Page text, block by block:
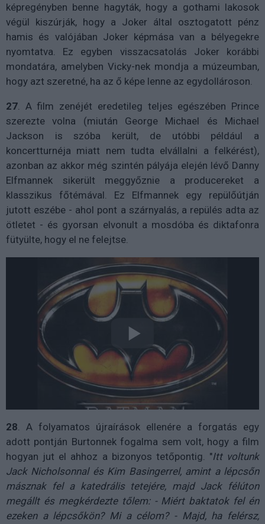
képregényben benne hagyták, hogy a gothami lakosok
végül kiszúrják, hogy a Joker által osztogatott pénz
hamis és valójában Joker képmása van a bélyegekre
nyomtatva. Ez egyben visszacsatolás Joker korábbi
mondatára, amelyben Vicky-nek mondja a múzeumban,
hogy azt szeretné, ha az ő képe lenne az egydollároson.
27 . A film zenéjét eredetileg teljes egészében Prince
szerezte volna (miután George Michael és Michael
Jackson is szóba került, de utóbbi például a
koncertturnéja miatt nem tudta elvállalni a felkérést),
azonban az akkor még szintén pályája elején lévő Danny
Elfmannek sikerült meggyőznie a producereket a
klasszikus főtémával. Ez Elfmannek egy repülőútján
jutott eszébe - ahol pont a szárnyalás, a repülés adta az
ötletet - és gyorsan elvonult a mosdóba és diktafonra
fütyülte, hogy el ne felejtse.
28 . A folyamatos újraírások ellenére a forgatás egy
adott pontján Burtonnek fogalma sem volt, hogy a film
hogyan jut el ahhoz a bizonyos tetőpontig. "Itt voltunk
Jack Nicholsonnal és Kim Basingerrel, amint a lépcsőn
másznak fel a katedrális tetejére, majd Jack félúton
megállt és megkérdezte tőlem: - Miért baktatok fel én
ezeken a lépcsőkön? Mi a célom? - Majd, ha felérsz,